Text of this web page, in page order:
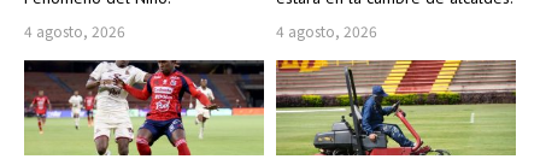
4 agosto, 2026 4 agosto, 2026